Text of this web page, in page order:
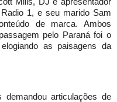
Mills, DJ e apresentador
1, e seu marido Sam
de marca. Ambos
pelo Paraná foi o
as paisagens da
demandou articulações de